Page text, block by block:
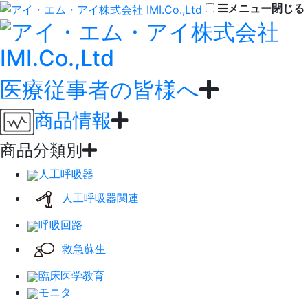
メニュー閉じる
医療従事者の皆様へ
商品情報
商品分類別
人工呼吸器
人工呼吸器関連
呼吸回路
救急蘇生
臨床医学教育
モニタ